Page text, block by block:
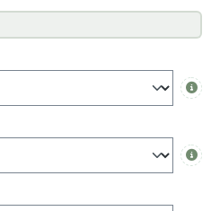
Info
Info